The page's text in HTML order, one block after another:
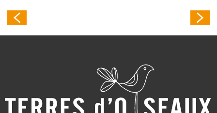
Les oiseaux du
printemps